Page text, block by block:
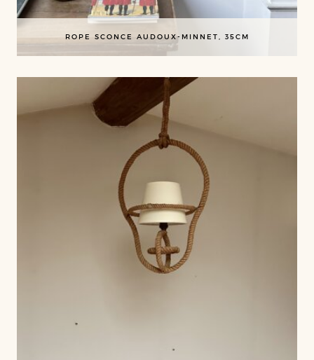
ROPE SCONCE AUDOUX-MINNET, 35CM